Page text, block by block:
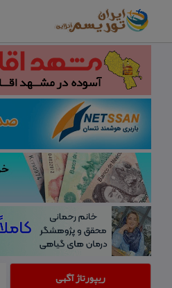
ریپورتاژ آگهی